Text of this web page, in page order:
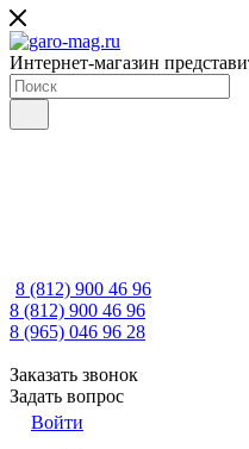
Интернет-магазин
8 (812) 900 46 96
8 (812) 900 46 96
8 (965) 046 96 28
Заказать звонок
Задать вопрос
Войти